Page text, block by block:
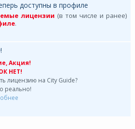
доступны в профиле
лицензии (в том числе и ранее)
.
Акция!
НЕТ!
лицензию на City Guide?
реально!